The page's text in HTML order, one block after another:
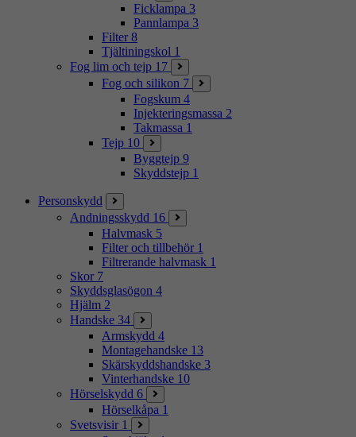
Ficklampa 3
Pannlampa 3
Filter 8
Tjältiningskol 1
Fog lim och tejp 17
Fog och silikon 7
Fogskum 4
Injekteringsmassa 2
Takmassa 1
Tejp 10
Byggtejp 9
Skyddstejp 1
Personskydd
Andningsskydd 16
Halvmask 5
Filter och tillbehör 1
Filtrerande halvmask 1
Skor 7
Skyddsglasögon 4
Hjälm 2
Handske 34
Armskydd 4
Montagehandske 13
Skärskyddshandske 3
Vinterhandske 10
Hörselskydd 6
Hörselkåpa 1
Svetsvisir 1